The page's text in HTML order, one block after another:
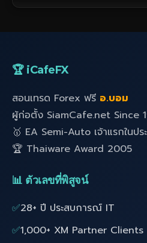
🏆 iCafeFX
สอนเทรด Forex ฟรี อ.บอม
ผู้ก่อตั้ง SiamCafe.net Since
🥇 EA Semi-Auto เจ้าแรกในปร
🏆 Thaiware Award 2005
📊 ตัวเลขที่พิสูจน์
✅28+ ปี ประสบการณ์ IT
✅1,000+ XM Partner Clients